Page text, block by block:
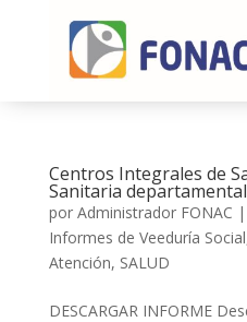
Centros Integrales de
Sanitaria
por Administrador FONAC |
Informes de Veeduría Social
Atención, SALUD
DESCARGAR INFORME